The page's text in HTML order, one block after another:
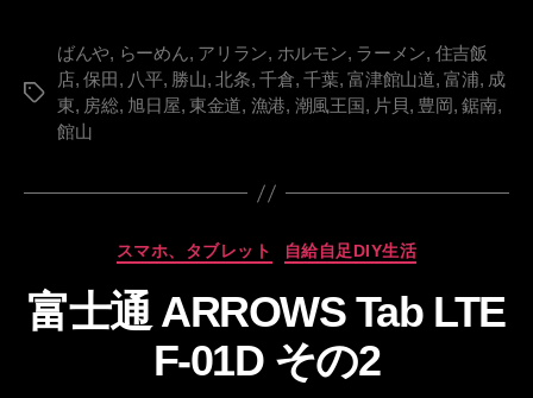
タ
ばんや, らーめん, アリラン, ホルモン, ラーメン, 住吉飯
店,保田, 八平, 勝山,北条,千倉,千葉,富津館山道,富浦, 成
東, 房総, 旭日屋, 東金道, 漁港, 潮風王国 , 片貝, 豊岡,鋸南,
館山
カ
ゴ
リ
ー
スマホ、タブレット 自給自足DIY生活
富士通 ARROWS Tab LTE
F-01D その2
成
者
lo
g